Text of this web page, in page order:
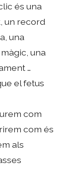
és una
un record
una
una
…
el fetus
com
com és
als